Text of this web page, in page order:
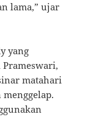
lama,” ujar
yang
matahari